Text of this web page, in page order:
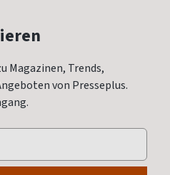
Magazinen, Trends,
von Presseplus.